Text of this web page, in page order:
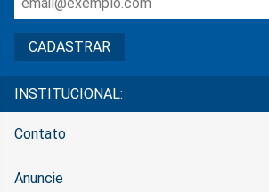
INSTITUCIONAL:
Contato
Anuncie